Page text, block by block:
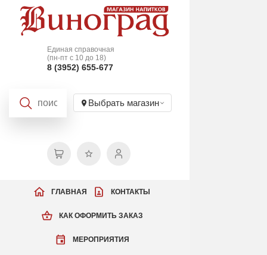
Единая справочная
(пн-пт с 10 до 18)
8 (3952) 655-677
Выбрать магазин
КАК ОФОРМИТЬ ЗАКАЗ
МЕРОПРИЯТИЯ
ГЛАВНАЯ КОНТАКТЫ